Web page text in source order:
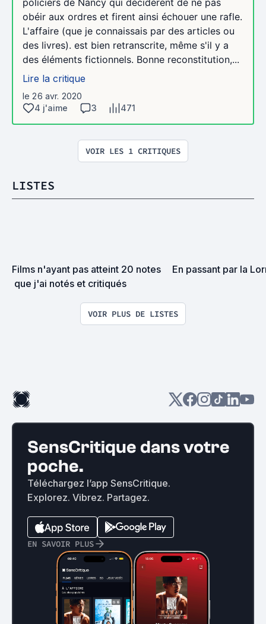
policiers de Nancy qui décidèrent de ne pas
obéir aux ordres et firent ainsi échouer une rafle.
L'affaire (que je connaissais par des articles ou
des livres). est bien retranscrite, même s'il y a
des éléments fictionnels. Bonne reconstitution,...
Lire la critique
le 26 avr. 2020
4 j'aime
3 471
VOIR LES 1 CRITIQUES
LISTES
Films n'ayant pas atteint 20 notes
que j'ai notés et critiqués
En passant par la
VOIR PLUS DE LISTES
SensCritique dans votre
poche.
Téléchargez l’app SensCritique.
Explorez. Vibrez. Partagez.
EN SAVOIR PLUS